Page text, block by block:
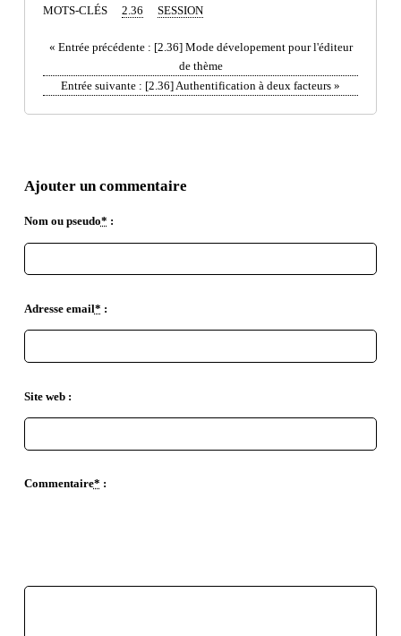
MOTS-CLÉS
2.36 SESSION
« Entrée précédente : [2.36] Mode dévelopement pour l'éditeur
de thème
Entrée suivante : [2.36] Authentification à deux facteurs »
Ajouter un commentaire
Nom ou pseudo* :
Adresse email* :
Site web :
Commentaire* :